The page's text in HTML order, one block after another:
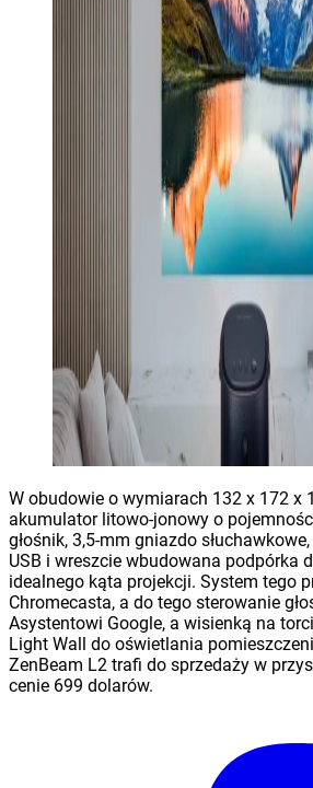
W obudowie o wymiarach 132 x 172 x
akumulator litowo-jonowy o
głośnik, 3,5-mm gniazdo
USB i wreszcie wbudowana podpórka
idealnego kąta projekcji. System tego
Chromecasta, a do tego sterowanie
Asystentowi Google, a wisienką na
Light Wall do oświetlania
ZenBeam L2 trafi do sprzedaży w
cenie 699 dolarów.